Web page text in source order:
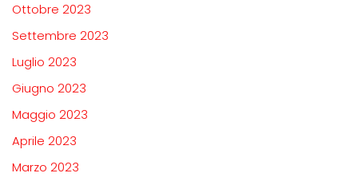
Ottobre 2023
Settembre 2023
Luglio 2023
Giugno 2023
Maggio 2023
Aprile 2023
Marzo 2023